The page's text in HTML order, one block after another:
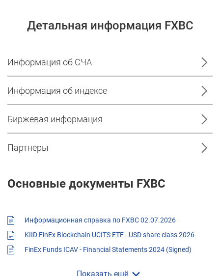
Детальная информация FXBC
Информация об СЧА
Информация об индексе
Биржевая информация
Партнеры
Основные документы FXBC
Информационная справка по FXBC 02.07.2026
KIID FinEx Blockchain UCITS ETF - USD share class 2026
FinEx Funds ICAV - Financial Statements 2024 (Signed)
Показать ещё